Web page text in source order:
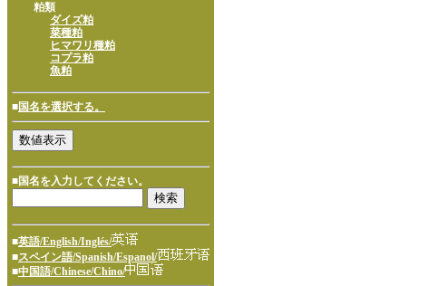
粕類
ダイズ粕
菜種粕
ヒマワリ種粕
コプラ粕
魚粕
■国名を選択する。
■国名を入力してください。
■英語/English/Inglés/
■スペイン語/Spanish/Espanol/
■中国語/Chinese/Chino/